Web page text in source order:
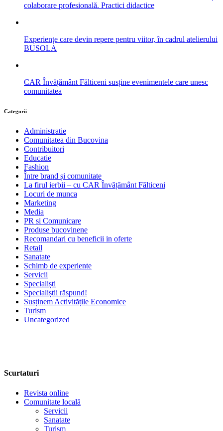
colaborare profesională. Practici didactice
Experiențe care devin repere pentru viitor, în cadrul atelierului
BUSOLA
CAR Învățământ Fălticeni susține evenimentele care unesc
comunitatea
Categorii
Administratie
Comunitatea din Bucovina
Contribuitori
Educatie
Fashion
Între brand și comunitate
La firul ierbii – cu CAR Învățământ Fălticeni
Locuri de munca
Marketing
Media
PR si Comunicare
Produse bucovinene
Recomandari cu beneficii in oferte
Retail
Sanatate
Schimb de experiente
Servicii
Specialiști
Specialiștii răspund!
Susținem Activitățile Economice
Turism
Uncategorized
Scurtaturi
Revista online
Comunitate locală
Servicii
Sanatate
Turism